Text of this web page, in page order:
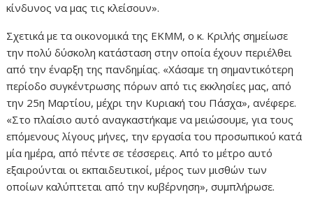
κίνδυνος να μας τις κλείσουν».
Σχετικά με τα οικονομικά της ΕΚΜΜ, ο κ. Κριλής σημείωσε
την πολύ δύσκολη κατάσταση στην οποία έχουν περιέλθει
από την έναρξη της πανδημίας. «Χάσαμε τη σημαντικότερη
περίοδο συγκέντρωσης πόρων από τις εκκλησίες μας, από
την 25η Μαρτίου, μέχρι την Κυριακή του Πάσχα», ανέφερε.
«Στο πλαίσιο αυτό αναγκαστήκαμε να μειώσουμε, για τους
επόμενους λίγους μήνες, την εργασία του προσωπικού κατά
μία ημέρα, από πέντε σε τέσσερεις. Από το μέτρο αυτό
εξαιρούνται οι εκπαιδευτικοί, μέρος των μισθών των
οποίων καλύπτεται από την κυβέρνηση», συμπλήρωσε.